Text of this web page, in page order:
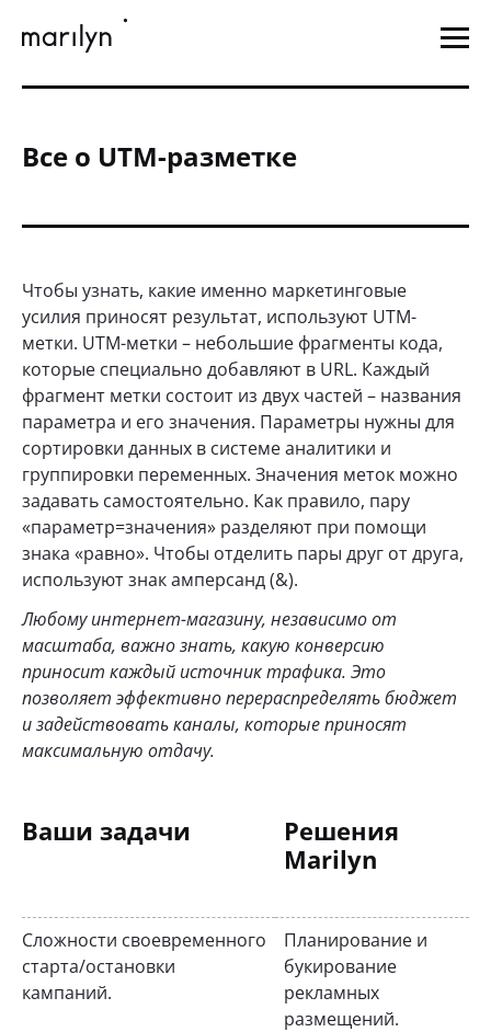
Все о UTM-разметке
Чтобы узнать, какие именно маркетинговые
усилия приносят результат, используют UTM-
метки. UTM-метки – небольшие фрагменты кода,
которые специально добавляют в URL. Каждый
фрагмент метки состоит из двух частей – названия
параметра и его значения. Параметры нужны для
сортировки данных в системе аналитики и
группировки переменных. Значения меток можно
задавать самостоятельно. Как правило, пару
«параметр=значения» разделяют при помощи
знака «равно». Чтобы отделить пары друг от друга,
используют знак амперсанд (&).
Любому интернет-магазину, независимо от
масштаба, важно знать, какую конверсию
приносит каждый источник трафика. Это
позволяет эффективно перераспределять бюджет
и задействовать каналы, которые приносят
максимальную отдачу.
Ваши задачи
Решения
Marilyn
Сложности своевременного
старта/остановки
кампаний.
Планирование и
букирование
рекламных
размещений.